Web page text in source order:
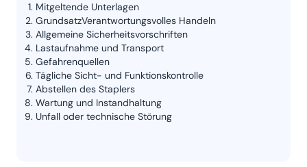
Mitgeltende Unterlagen
GrundsatzVerantwortungsvolles Handeln
Allgemeine Sicherheitsvorschriften
Lastaufnahme und Transport
Gefahrenquellen
Tägliche Sicht- und Funktionskontrolle
Abstellen des Staplers
Wartung und Instandhaltung
Unfall oder technische Störung